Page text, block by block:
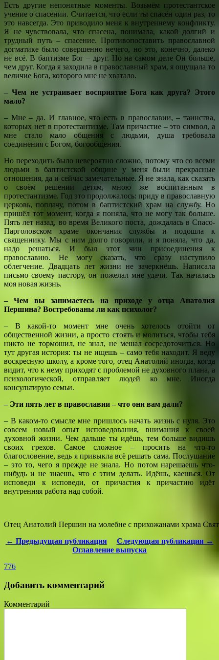
Есть другие непонятные моменты. Возьмём протестантское
учение о спасении. Считается, что если ты спасён один раз, то
это навсегда. Это приводило меня к внутреннему конфликту.
Я не чувствовала, что спасена, понимала, какой долгий и
трудный путь – спасение. Противопоставить православной
догматике было совершенно нечего, но это, конечно, далеко
не всё. В баптизме Бог – друг. Но на самом деле Он больше,
чем друг. Когда я заходила в православный храм, я ощущала то
величие Бога, которого мне не хватало.
– Чем не устраивает восприятие Бога как друга? Этого
мало?
– Мне – да. И главное, что есть в православии, – таинства,
которых нет в протестантизме. Там причастие – это символ, а
мне стало мало общения с людьми, душа требовала
соединения с Богом, богообщения.
Но переходить было невероятно сложно, потому что со всеми
людьми в баптистской общине у меня были прекрасные
отношения, да и сейчас замечательные. Я не знала, как сказать
о своём решении детям, мною же воспитанным в
протестантизме. Год это продолжалось: приду в православную
церковь, поплачу, потом в баптистский храм на службу. Но
пришёл тот момент, когда я поняла, что не могу так больше.
Пять лет назад, во время Великого поста, дождалась в Спасо-
Парголовском храме окончания службы и подошла к
священнику. Мы с ним долго говорили, и я поняла, что да,
надо решаться. И был этот чин присоединения к
православию. Не могу сказать, что сразу наступило
облегчение. Двадцать лет жизни не зачеркнёшь. Написала
письмо своему пастору, он пожелал мне удачи. Так началась
моя новая жизнь.
– Чем вы занимаетесь на приходе у отца Анатолия
Першина? Востребованы ли как психолог?
– В какой-то момент мне очень хотелось отойти от
общественной жизни, а просто стоять и молиться, чтобы тебя
никто не тормошил, не знал, не мешал сосредоточиться. Но
тут другая история: ты не ищешь – само тебя находит. Я веду
воскресную школу, а кроме того, отец Анатолий иногда, когда
видит, что к нему приходят с проблемой не духовного плана, а
психологической, отправляет людей ко мне. Иногда
консультирую семьи.
– Эти пять лет в православии – что они вам дали?
– В каком-то смысле мне пришлось начать жизнь с нуля. Это
совсем новый опыт исповедования, внимания к своей
духовной жизни. Чем дальше ты идёшь, тем больше видишь
своих грехов. Самое сложное – просить на что-то
благословение, ведь я привыкла всё решать сама. Послушание
– это то, чего я прежде не знала. Но потом нарешаешь что-
нибудь и не знаешь, что с этим делать. Идёшь, каешься. От
исповеди к исповеди, от причастия к причастию идёт
внутренняя работа над собой.
Отец Анатолий Першин на молебне с прихожанами храма
← Предыдущая публикация
Следующая публикация →
Оглавление выпуска
776
Добавить комментарий
Комментарий